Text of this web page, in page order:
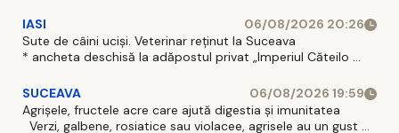
IASI
06/08/2026 20:26
Sute de câini uciși. Veterinar reținut la Suceava
* ancheta deschisă la adăpostul privat „Imperiul Căteilo ...
SUCEAVA
06/08/2026 19:59
Agrișele, fructele acre care ajută digestia și imunitatea
Verzi, galbene, rosiatice sau violacee, agrisele au un gust ...